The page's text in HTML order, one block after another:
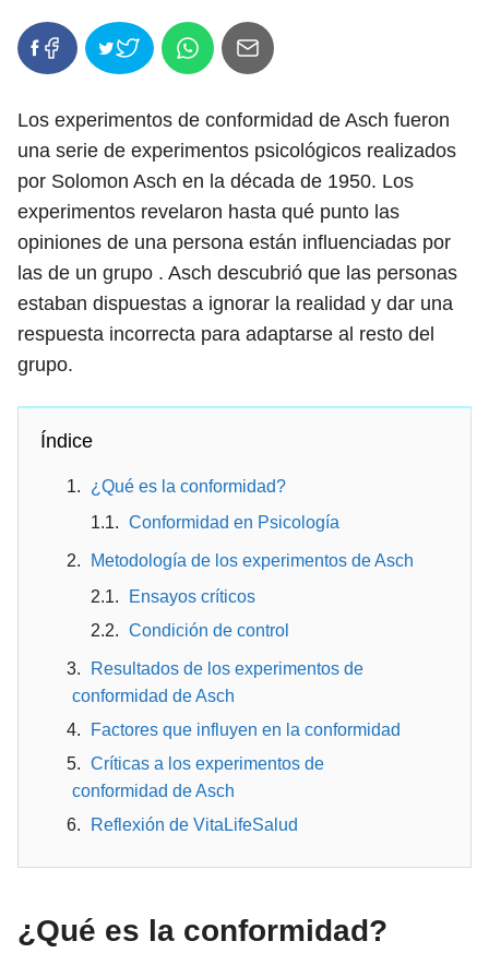
Los experimentos de conformidad de Asch fueron
una serie de experimentos psicológicos realizados
por Solomon Asch en la década de 1950. Los
experimentos revelaron hasta qué punto las
opiniones de una persona están influenciadas por
las de un grupo . Asch descubrió que las personas
estaban dispuestas a ignorar la realidad y dar una
respuesta incorrecta para adaptarse al resto del
grupo.
Índice
¿Qué es la conformidad?
Conformidad en Psicología
Metodología de los experimentos de Asch
Ensayos críticos
Condición de control
Resultados de los experimentos de
conformidad de Asch
Factores que influyen en la conformidad
Críticas a los experimentos de
conformidad de Asch
Reflexión de VitaLifeSalud
¿Qué es la conformidad?